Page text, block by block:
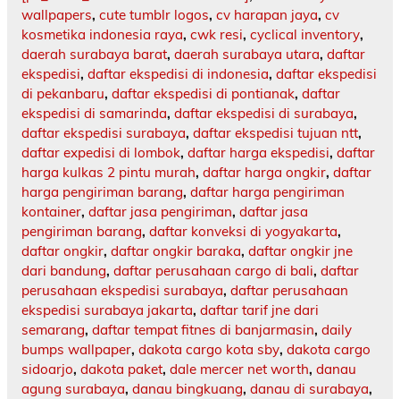
wallpapers, cute tumblr logos, cv harapan jaya, cv
kosmetika indonesia raya, cwk resi, cyclical inventory,
daerah surabaya barat, daerah surabaya utara, daftar
ekspedisi, daftar ekspedisi di indonesia, daftar ekspedisi
di pekanbaru, daftar ekspedisi di pontianak, daftar
ekspedisi di samarinda, daftar ekspedisi di surabaya,
daftar ekspedisi surabaya, daftar ekspedisi tujuan ntt,
daftar expedisi di lombok, daftar harga ekspedisi, daftar
harga kulkas 2 pintu murah, daftar harga ongkir, daftar
harga pengiriman barang, daftar harga pengiriman
kontainer, daftar jasa pengiriman, daftar jasa
pengiriman barang, daftar konveksi di yogyakarta,
daftar ongkir, daftar ongkir baraka, daftar ongkir jne
dari bandung, daftar perusahaan cargo di bali, daftar
perusahaan ekspedisi surabaya, daftar perusahaan
ekspedisi surabaya jakarta, daftar tarif jne dari
semarang, daftar tempat fitnes di banjarmasin, daily
bumps wallpaper, dakota cargo kota sby, dakota cargo
sidoarjo, dakota paket, dale mercer net worth, danau
agung surabaya, danau bingkuang, danau di surabaya,